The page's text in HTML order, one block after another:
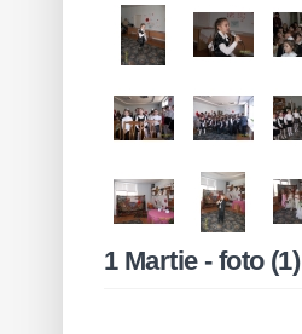
1 Martie - foto (1)